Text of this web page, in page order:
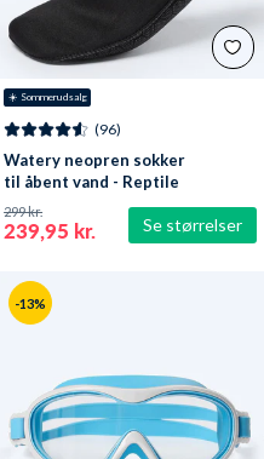
☀️ Sommerudsalg
Se størrelser
(96)
Watery neopren sokker
til åbent vand - Reptile
(3 mm) - Sort
239,95 kr.
299 kr.
-13%